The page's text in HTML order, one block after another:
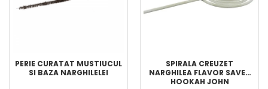
PERIE CURATAT MUSTIUCUL
SI BAZA NARGHILELEI
SPIRALA CREUZET
NARGHILEA FLAVOR SAVER
HOOKAH JOHN